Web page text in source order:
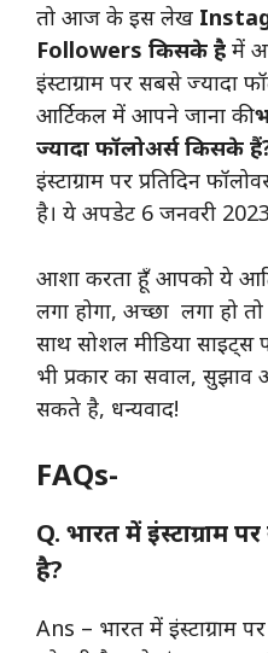
तो आज के इस लेख
Followers किसके है में
इंस्टाग्राम पर सबसे ज्यादा
आर्टिकल में आपने जाना की
ज्यादा फॉलोअर्स किसके
इंस्टाग्राम पर प्रतिदिन
है। ये अपडेट 6 जनवरी
आशा करता हूँ आपको ये
लगा होगा, अच्छा लगा हो
साथ सोशल मीडिया
भी प्रकार का सवाल,
सकते है, धन्यवाद!
FAQs-
Q. भारत में इंस्टाग्राम
है?
Ans – भारत में इंस्टाग्राम